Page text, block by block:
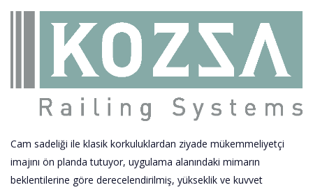
Cam sadeliği ile klasik korkuluklardan ziyade mükemmeliyetçi
imajını ön planda tutuyor, uygulama alanındaki mimarın
beklentilerine göre derecelendirilmiş, yükseklik ve kuvvet